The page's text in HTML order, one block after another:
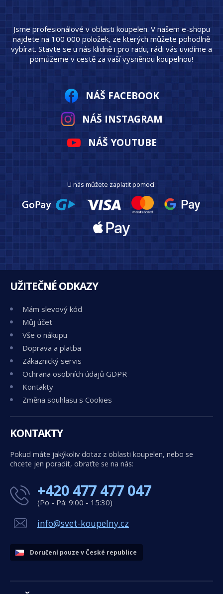
Jsme profesionálové v oblasti koupelen. V našem e-shopu
najdete na 100 000 položek, ze kterých můžete pohodlně
vybírat. Stavte se u nás klidně i pro radu, rádi vás uvidíme a
pomůžeme v cestě za vaší vysněnou koupelnou!
NÁŠ FACEBOOK
NÁŠ INSTAGRAM
NÁŠ YOUTUBE
U nás můžete zaplatit pomocí:
UŽITEČNÉ ODKAZY
Mám slevový kód
Můj účet
Vše o nákupu
Doprava a platba
Zákaznický servis
Ochrana osobních údajů GDPR
Kontakty
Změna souhlasu s Cookies
KONTAKTY
Pokud máte jakýkoliv dotaz z oblasti koupelen, nebo se
chcete jen poradit, obraťte se na nás:
+420 477 477 047
(Po - Pá: 9:00 - 15:30)
info@svet-koupelny.cz
Doručení pouze v České republice